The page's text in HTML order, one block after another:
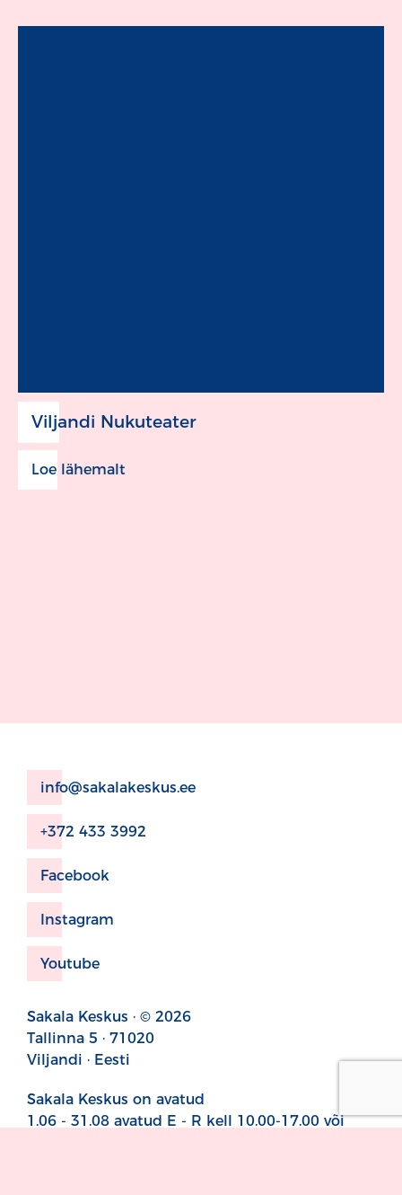
Viljandi Nukuteater
Loe lähemalt
info@sakalakeskus.ee
+372 433 3992
Facebook
Instagram
Youtube
Sakala Keskus · © 2026
Tallinna 5 · 71020
Viljandi · Eesti
Sakala Keskus on avatud
1.06 - 31.08 avatud E - R kell 10.00-17.00 või